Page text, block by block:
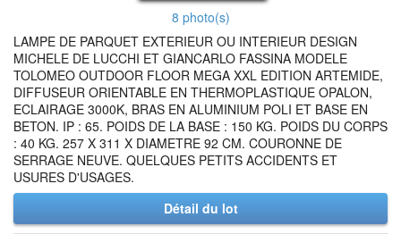
8 photo(s)
LAMPE DE PARQUET EXTERIEUR OU INTERIEUR DESIGN
MICHELE DE LUCCHI ET GIANCARLO FASSINA MODELE
TOLOMEO OUTDOOR FLOOR MEGA XXL EDITION ARTEMIDE,
DIFFUSEUR ORIENTABLE EN THERMOPLASTIQUE OPALON,
ECLAIRAGE 3000K, BRAS EN ALUMINIUM POLI ET BASE EN
BETON. IP : 65. POIDS DE LA BASE : 150 KG. POIDS DU CORPS
: 40 KG. 257 X 311 X DIAMETRE 92 CM. COURONNE DE
SERRAGE NEUVE. QUELQUES PETITS ACCIDENTS ET
USURES D'USAGES.
Détail du lot